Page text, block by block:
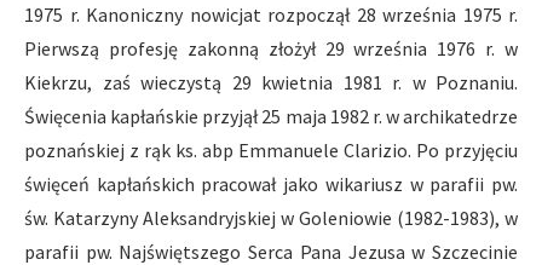
1975 r. Kanoniczny nowicjat rozpoczął 28 września 1975 r.
Pierwszą profesję zakonną złożył 29 września 1976 r. w
Kiekrzu, zaś wieczystą 29 kwietnia 1981 r. w Poznaniu.
Święcenia kapłańskie przyjął 25 maja 1982 r. w archikatedrze
poznańskiej z rąk ks. abp Emmanuele Clarizio. Po przyjęciu
święceń kapłańskich pracował jako wikariusz w parafii pw.
św. Katarzyny Aleksandryjskiej w Goleniowie (1982-1983), w
parafii pw. Najświętszego Serca Pana Jezusa w Szczecinie